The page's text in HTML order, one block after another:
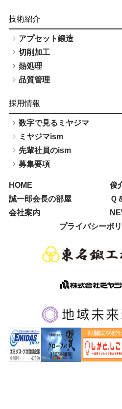
技術紹介
アプセット鍛造
切削加工
熱処理
品質管理
採用情報
数字で見るミヤジマ
ミヤジマism
先輩社員のism
募集要項
HOME
俊
誠一郎会長の部屋
Ｑ
会社案内
プライバシーポ